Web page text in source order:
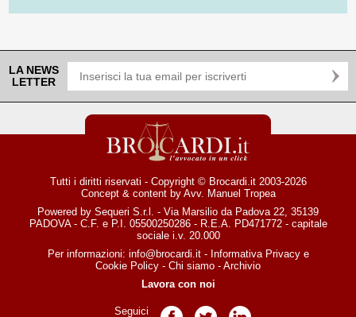
LA NEWS
LETTER
Tutti i diritti riservati - Copyright © Brocardi.it 2003-2026
Concept & content by Avv. Manuel Tropea
Powered by Sequeri S.r.l. - Via Marsilio da Padova 22, 35139
PADOVA - C.F. e P.I. 05500250286 - R.E.A. PD471772 - capitale
sociale i.v. 20.000
Per informazioni: info@brocardi.it- Informativa Privacye
Cookie Policy - Chi siamo - Archivio
Lavora con noi
Seguici
Pagina Facebook
Pagina TwitterPagina LinkedIn